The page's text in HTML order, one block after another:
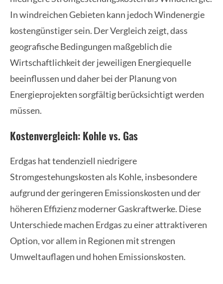
In windreichen Gebieten kann jedoch Windenergie
kostengünstiger sein. Der Vergleich zeigt, dass
geografische Bedingungen maßgeblich die
Wirtschaftlichkeit der jeweiligen Energiequelle
beeinflussen und daher bei der Planung von
Energieprojekten sorgfältig berücksichtigt werden
müssen.
Kostenvergleich: Kohle vs. Gas
Erdgas hat tendenziell niedrigere
Stromgestehungskosten als Kohle, insbesondere
aufgrund der geringeren Emissionskosten und der
höheren Effizienz moderner Gaskraftwerke. Diese
Unterschiede machen Erdgas zu einer attraktiveren
Option, vor allem in Regionen mit strengen
Umweltauflagen und hohen Emissionskosten.